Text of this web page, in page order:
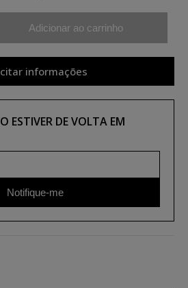
Adicionar ao carrinho
informações
ESTIVER DE VOLTA EM
Notifique-me